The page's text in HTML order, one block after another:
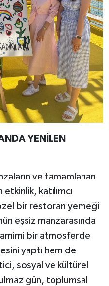
YENİLEN
ve tamamlanan
katılımcı
bir restoran yemeği
eşsiz manzarasında
bir atmosferde
yaptı hem de
sosyal ve kültürel
gün, toplumsal